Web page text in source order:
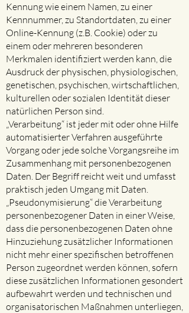
Kennung wie einem Namen, zu einer
Kennnummer, zu Standortdaten, zu einer
Online-Kennung (z.B. Cookie) oder zu
einem oder mehreren besonderen
Merkmalen identifiziert werden kann, die
Ausdruck der physischen, physiologischen,
genetischen, psychischen, wirtschaftlichen,
kulturellen oder sozialen Identität dieser
natürlichen Person sind.
„Verarbeitung“ ist jeder mit oder ohne Hilfe
automatisierter Verfahren ausgeführte
Vorgang oder jede solche Vorgangsreihe im
Zusammenhang mit personenbezogenen
Daten. Der Begriff reicht weit und umfasst
praktisch jeden Umgang mit Daten.
„Pseudonymisierung“ die Verarbeitung
personenbezogener Daten in einer Weise,
dass die personenbezogenen Daten ohne
Hinzuziehung zusätzlicher Informationen
nicht mehr einer spezifischen betroffenen
Person zugeordnet werden können, sofern
diese zusätzlichen Informationen gesondert
aufbewahrt werden und technischen und
organisatorischen Maßnahmen unterliegen,